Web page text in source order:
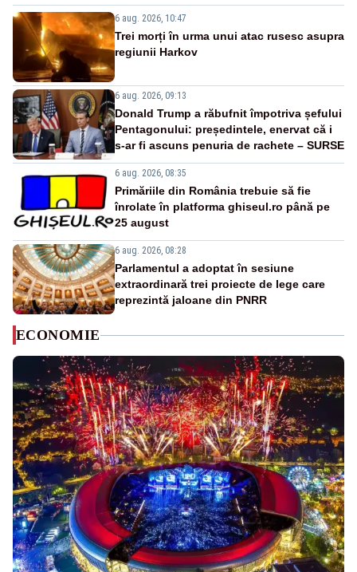
6 aug. 2026, 10:47
Trei morți în urma unui atac rusesc asupra
regiunii Harkov
6 aug. 2026, 09:13
Donald Trump a răbufnit împotriva șefului
Pentagonului: președintele, enervat că i
s-ar fi ascuns penuria de rachete – SURSE
6 aug. 2026, 08:35
Primăriile din România trebuie să fie
înrolate în platforma ghiseul.ro până pe
25 august
6 aug. 2026, 08:28
Parlamentul a adoptat în sesiune
extraordinară trei proiecte de lege care
reprezintă jaloane din PNRR
ECONOMIE